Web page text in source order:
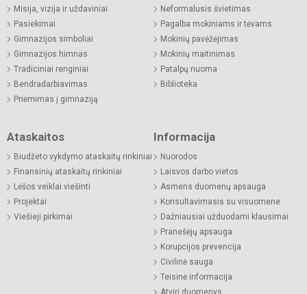
Misija, vizija ir uždaviniai
Pasiekimai
Gimnazijos simboliai
Gimnazijos himnas
Tradiciniai renginiai
Bendradarbiavimas
Priėmimas į gimnaziją
Neformalusis švietimas
Pagalba mokiniams ir tėvams
Mokinių pavėžėjimas
Mokinių maitinimas
Patalpų nuoma
Biblioteka
Ataskaitos
Biudžeto vykdymo ataskaitų rinkiniai
Finansinių ataskaitų rinkiniai
Lėšos veiklai viešinti
Projektai
Viešieji pirkimai
Informacija
Nuorodos
Laisvos darbo vietos
Asmens duomenų apsauga
Konsultavimasis su visuomene
Dažniausiai užduodami klausimai
Pranešėjų apsauga
Korupcijos prevencija
Civilinė sauga
Teisinė informacija
Atviri duomenys